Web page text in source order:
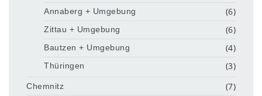
Annaberg + Umgebung (6)
Zittau + Umgebung (6)
Bautzen + Umgebung (4)
Thüringen (3)
Chemnitz (7)